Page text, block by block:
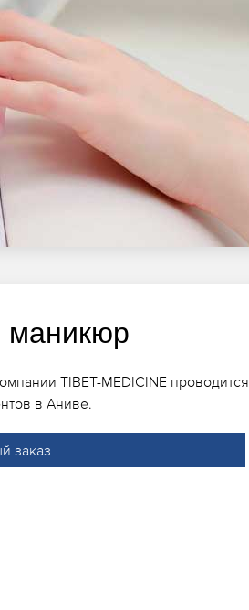
маникюр
TIBET-MEDICINE проводится
в Аниве.
заказ